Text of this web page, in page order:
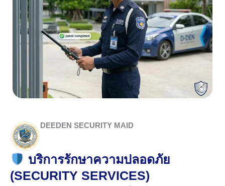
DEEDEN SECURITY MAID
บริการรักษาความปลอดภัย
(SECURITY SERVICES)